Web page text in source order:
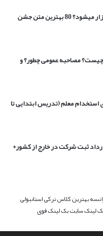
جشن سده کجا برگزار میشود؟ 80 بهترین متن جشن
مصاحبه عمومی چطور؟ و
استخدام معلم (تدریس ابتدایی تا
ثبت شرکت در خارج از کشور+
بهترین کلاس ترکی استانبولی
لینکسایت بک لینک قوی